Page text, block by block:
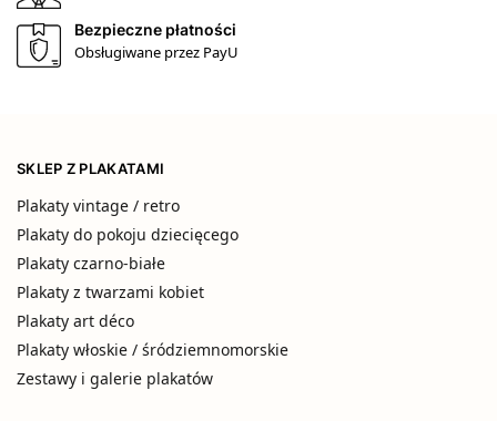
Bezpieczne płatności
Obsługiwane przez PayU
SKLEP Z PLAKATAMI
Plakaty vintage / retro
Plakaty do pokoju dziecięcego
Plakaty czarno-białe
Plakaty z twarzami kobiet
Plakaty art déco
Plakaty włoskie / śródziemnomorskie
Zestawy i galerie plakatów